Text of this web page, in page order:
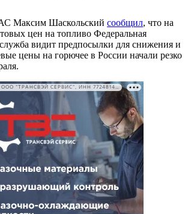
Максим Шаскольский сообщил, что на
цен на топливо Федеральная
видит предпосылки для снижения и
цены на горючее в России начали резко
РЕКЛАМА • ООО "ТРАНСВЭЙ СЕРВИС", ИНН 7724814198